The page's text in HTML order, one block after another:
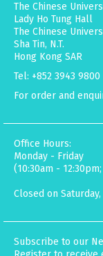
The Chinese
Lady Ho Tung Hall
The Chinese
Sha Tin, N.T.
Hong Kong SAR
Tel: +852 3943 9800
For order and
Office Hours:
Monday - Friday
(10:30am -
Closed on
Subscribe to our